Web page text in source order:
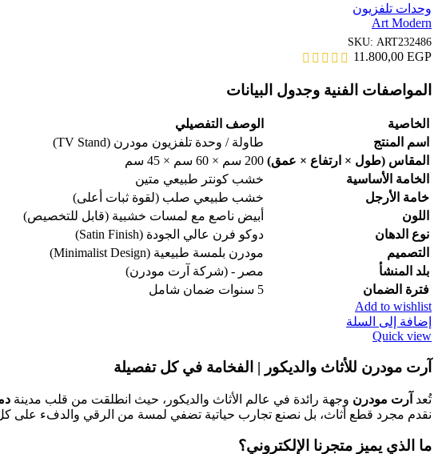
وحدات تلفزيون
Art Modern
SKU: ART232486
11.800,00 EGP
المواصفات الفنية وجدول البيانات
الخاصية
الوصف التفصيلي
اسم المنتج
طاولة / وحدة تلفزيون مودرن (TV Stand)
المقاس (طول × ارتفاع × عمق) 200 سم × 60 سم × 45 سم
الخامة الأساسية
خشب كونتر طبيعي متين
خامة الأرجل
خشب طبيعي صلب (لقوة ثبات أعلى)
اللون
أبيض ناصع مع لمسات خشبية (قابل للتخصيص)
نوع الدهان
دوكو فرن عالي الجودة (Satin Finish)
التصميم
مودرن بلمسة طبيعية (Minimalist Design)
بلد المنشأ
مصر - (شركة آرت مودرن)
فترة الضمان
5 سنوات ضمان شامل
Add to wishlist
إضافة إلى السلة
Quick view
آرت مودرن للأثاث والديكور | الفخامة في كل تفصيلة
تُعد آرت مودرن وجهة رائدة في عالم الأثاث والديكور، حيث انطلقت من قلب مدينة
نقدم مجرد قطع أثاث، بل نصنع تجارب حياتية تضفي لمسة من الرقي والدفء على
ما الذي يميز متجرنا الإلكتروني؟